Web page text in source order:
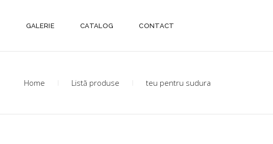
GALERIE CATALOG CONTACT
Home Listă produse teu pentru sudura